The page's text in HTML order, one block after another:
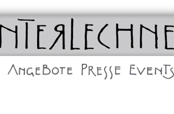
Angebote Presse Events